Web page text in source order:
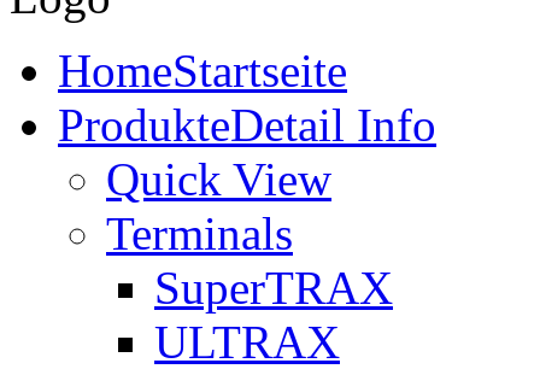
HomeStartseite
ProdukteDetail Info
Quick View
Terminals
SuperTRAX
ULTRAX